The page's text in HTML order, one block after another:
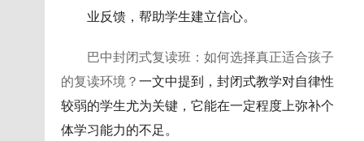
业反馈，帮助学生建立信心。
巴中封闭式复读班：如何选择真正适合孩子
的复读环境？ 一文中提到，封闭式教学对自律性
较弱的学生尤为关键，它能在一定程度上弥补个
体学习能力的不足。